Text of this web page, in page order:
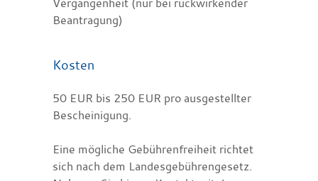
Beantragung)
Kosten
50 EUR bis 250 EUR pro ausgestellter
Bescheinigung.
Eine mögliche Gebührenfreiheit richtet
sich nach dem Landesgebührengesetz.